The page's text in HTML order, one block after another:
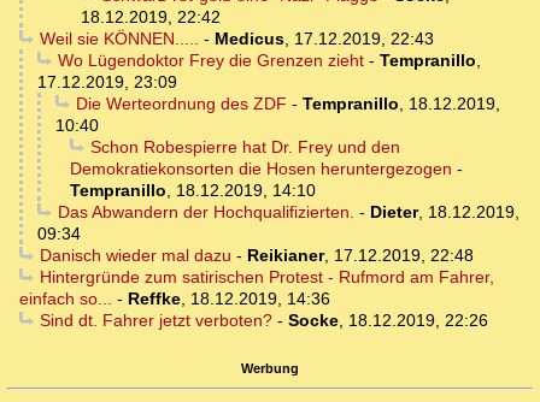
18.12.2019, 22:42
Weil sie KÖNNEN..... - Medicus, 17.12.2019, 22:43
Wo Lügendoktor Frey die Grenzen zieht- Tempranillo,
17.12.2019, 23:09
Die Werteordnung des ZDF - Tempranillo, 18.12.2019,
10:40
Schon Robespierre hat Dr. Frey und den
Demokratiekonsorten die Hosen heruntergezogen -
Tempranillo, 18.12.2019, 14:10
Das Abwandern der Hochqualifizierten. - Dieter, 18.12.2019,
09:34
Danisch wieder mal dazu - Reikianer, 17.12.2019, 22:48
Hintergründe zum satirischen Protest - Rufmord am Fahrer,
einfach so... - Reffke, 18.12.2019, 14:36
Sind dt. Fahrer jetzt verboten?- Socke, 18.12.2019, 22:26
Werbung